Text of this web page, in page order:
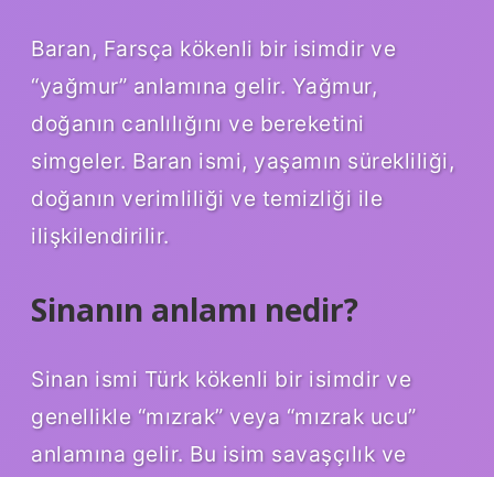
Baran, Farsça kökenli bir isimdir ve
“yağmur” anlamına gelir. Yağmur,
doğanın canlılığını ve bereketini
simgeler. Baran ismi, yaşamın sürekliliği,
doğanın verimliliği ve temizliği ile
ilişkilendirilir.
Sinanın anlamı nedir?
Sinan ismi Türk kökenli bir isimdir ve
genellikle “mızrak” veya “mızrak ucu”
anlamına gelir. Bu isim savaşçılık ve